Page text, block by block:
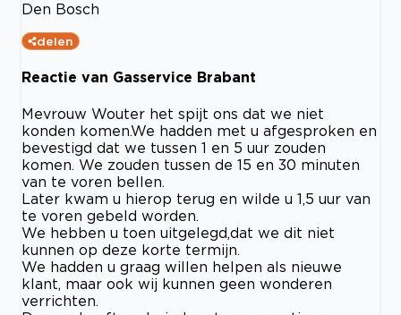
Den Bosch
delen
Reactie van Gasservice Brabant
Mevrouw Wouter het spijt ons dat we niet
konden komen.We hadden met u afgesproken en
bevestigd dat we tussen 1 en 5 uur zouden
komen. We zouden tussen de 15 en 30 minuten
van te voren bellen.
Later kwam u hierop terug en wilde u 1,5 uur van
te voren gebeld worden.
We hebben u toen uitgelegd,dat we dit niet
kunnen op deze korte termijn.
We hadden u graag willen helpen als nieuwe
klant, maar ook wij kunnen geen wonderen
verrichten.